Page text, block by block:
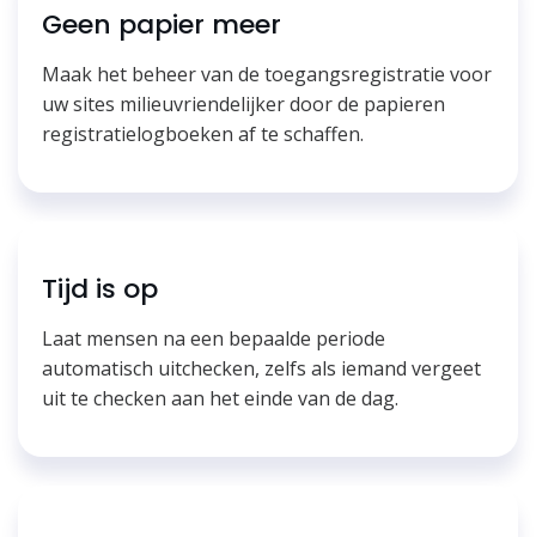
Geen papier meer
Maak het beheer van de toegangsregistratie voor
uw sites milieuvriendelijker door de papieren
registratielogboeken af te schaffen.
Tijd is op
Laat mensen na een bepaalde periode
automatisch uitchecken, zelfs als iemand vergeet
uit te checken aan het einde van de dag.